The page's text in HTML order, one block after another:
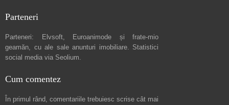
Parteneri
Parteneri: Elvsoft, Euroanimode și frate-mio
geamăn, cu ale sale anunturi imobiliare. Statistici
social media via Seolium.
Cum comentez
În primul rând, comentariile trebuiesc scrise cât mai